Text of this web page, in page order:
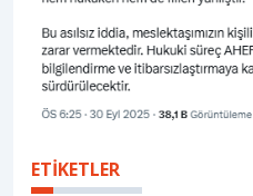
ETİKETLER